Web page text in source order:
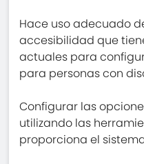
Hace uso adecuado
accesibilidad que
actuales para
para personas con
Configurar las
utilizando las
proporciona el